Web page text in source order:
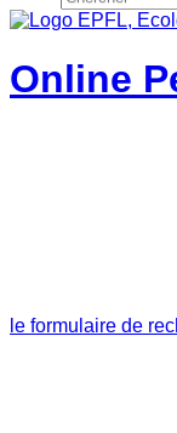
Online
le formulaire de